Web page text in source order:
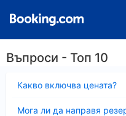
Въпроси - Топ 10
Какво включва цената?
Мога ли да направя